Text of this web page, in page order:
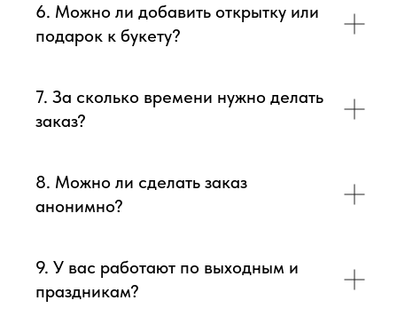
6. Можно ли добавить открытку или
подарок к букету?
7. За сколько времени нужно делать
заказ?
8. Можно ли сделать заказ
анонимно?
9. У вас работают по выходным и
праздникам?